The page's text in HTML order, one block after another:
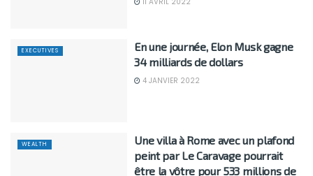
EXECUTIVES
En une journée, Elon Musk gagne
34 milliards de dollars
4 JANVIER 2022
WEALTH
Une villa à Rome avec un plafond
peint par Le Caravage pourrait
être la vôtre pour 533 millions de